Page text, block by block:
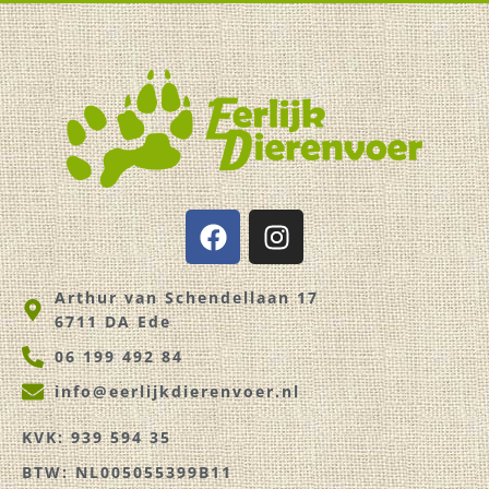
F
a
c
e
b
o
o
k
I
n
s
t
a
g
r
a
m
Arthur van Schendellaan 17
6711 DA Ede
06 199 492 84
info@eerlijkdierenvoer.nl
KVK: 939 594 35
BTW: NL005055399B11